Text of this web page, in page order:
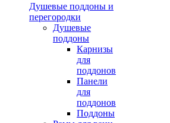
Душевые поддоны и
перегородки
Душевые
поддоны
Карнизы
для
поддонов
Панели
для
поддонов
Поддоны